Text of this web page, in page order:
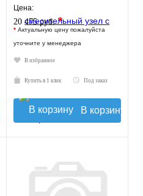
30-60°C, без насоса
Цена:
20 475 руб.*
* Актуальную цену пожалуйста
уточните у менеджера
В избранное
Купить в 1 клик Под заказ
В корзину